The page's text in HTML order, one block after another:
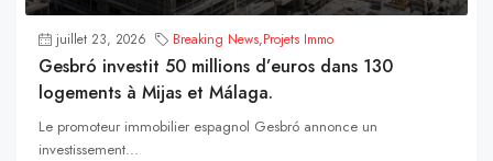
juillet 23, 2026 Breaking News,Projets Immo
Gesbró investit 50 millions d’euros dans 130
logements à Mijas et Málaga.
Le promoteur immobilier espagnol Gesbró annonce un
investissement...